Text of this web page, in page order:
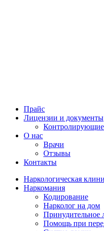
Прайс
Лицензии и документы
О нас
Врачи
Отзывы
Контакты
Наркологическая
Наркомания
Кодирование
Нарколог на дом
Принудительное
Помощь при